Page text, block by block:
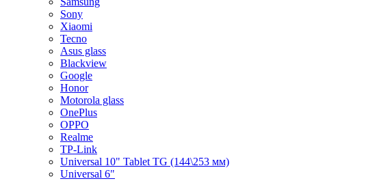
Sony
Xiaomi
Tecno
Asus glass
Blackview
Google
Honor
Motorola glass
OnePlus
OPPO
Realme
TP-Link
Universal 10" Tablet TG (144\253 мм)
Universal 6"